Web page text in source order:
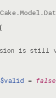
$valid = false